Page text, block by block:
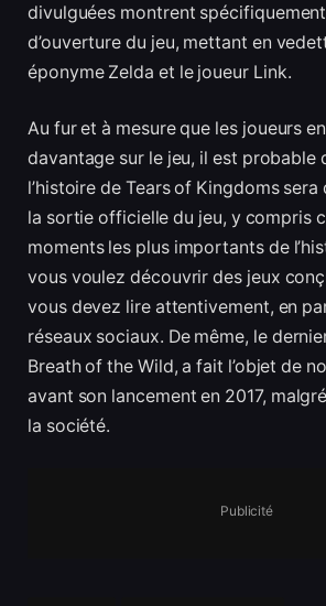
divulguées montrent
d’ouverture du jeu, mettant en
éponyme Zelda et le joueur Link.
Au fur et à mesure que les joueurs
davantage sur le jeu, il est probable
l’histoire de Tears of Kingdoms
la sortie officielle du jeu, y compris
moments les plus importants de
vous voulez découvrir des jeux
vous devez lire attentivement, en
réseaux sociaux. De même, le
Breath of the Wild, a fait l’objet de
avant son lancement en 2017,
la société.
Publicité